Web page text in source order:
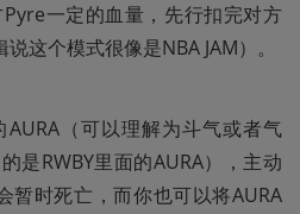
一定的血量，先行扣完对方
这个模式很像是NBA JAM）。
（可以理解为斗气或者气
是RWBY里面的AURA），主动
暂时死亡，而你也可以将AURA